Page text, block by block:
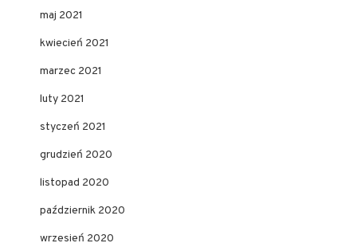
maj 2021
kwiecień 2021
marzec 2021
luty 2021
styczeń 2021
grudzień 2020
listopad 2020
październik 2020
wrzesień 2020